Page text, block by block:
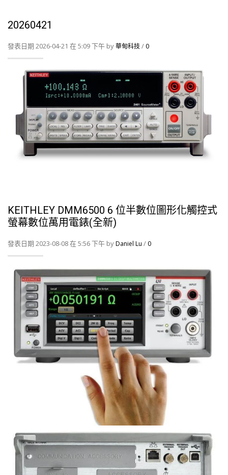
20260421
發表日期 2026-04-21 在 5:09 下午 by華甸科技/ 0
KEITHLEY DMM6500 6 位半數位圖形化觸控式
螢幕數位萬用電錶(全新)
發表日期 2023-08-08 在 5:56 下午 byDaniel Lu / 0